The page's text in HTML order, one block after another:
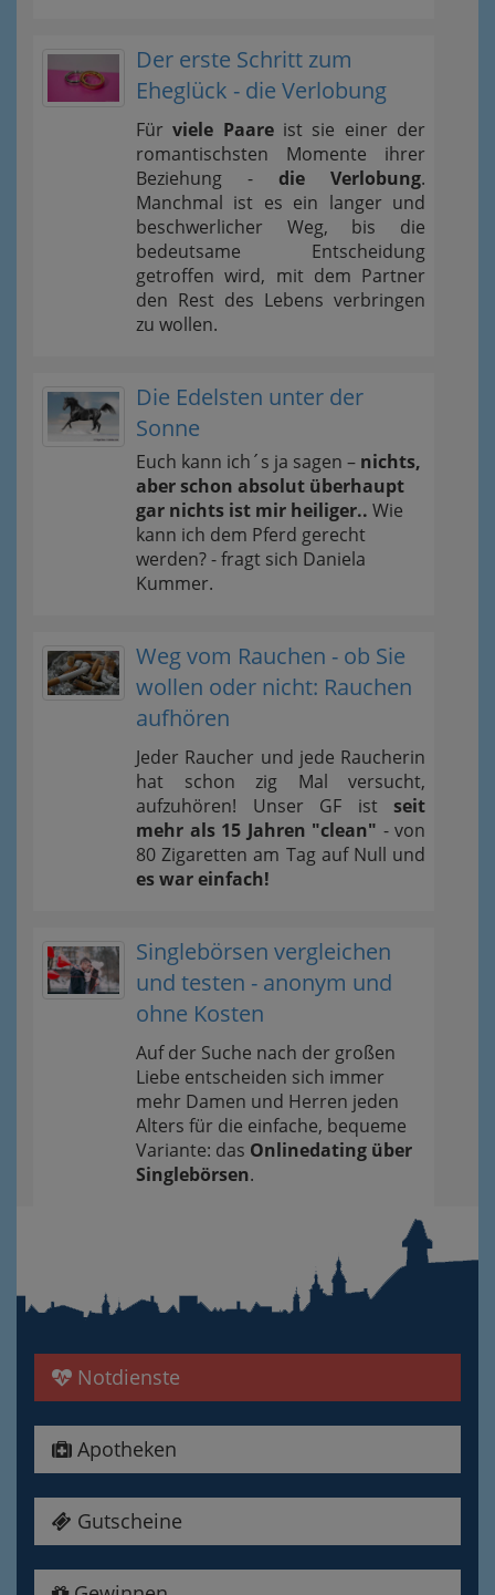
Der erste Schritt zum
Eheglück - die Verlobung
Fürviele Paareist sie einer der
romantischsten Momente ihrer
Beziehung - die Verlobung.
Manchmal ist es ein langer und
beschwerlicher Weg, bis die
bedeutsame Entscheidung
getroffen wird, mit dem Partner
den Rest des Lebens verbringen
zu wollen.
Die Edelsten unter der
Sonne
Euch kann ich´s ja sagen – nichts,
aber schon absolut überhaupt
gar nichts ist mir heiliger.. Wie
kann ich dem Pferd gerecht
werden? - fragt sich Daniela
Kummer.
Weg vom Rauchen - ob Sie
wollen oder nicht: Rauchen
aufhören
Jeder Raucher und jede Raucherin
hat schon zig Mal versucht,
aufzuhören! Unser GF ist seit
mehr als 15 Jahren "clean" - von
80 Zigaretten am Tag auf Null und
es war einfach!
Singlebörsen vergleichen
und testen - anonym und
ohne Kosten
Auf der Suche nach der großen
Liebe entscheiden sich immer
mehr Damen und Herren jeden
Alters für die einfache, bequeme
Variante: das Onlinedating über
Singlebörsen.
Notdienste
Apotheken
Gutscheine